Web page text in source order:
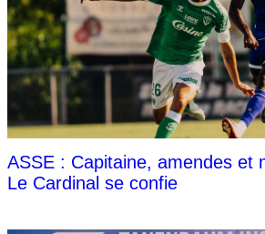
ASSE : Capitaine, amendes et
Le Cardinal se confie